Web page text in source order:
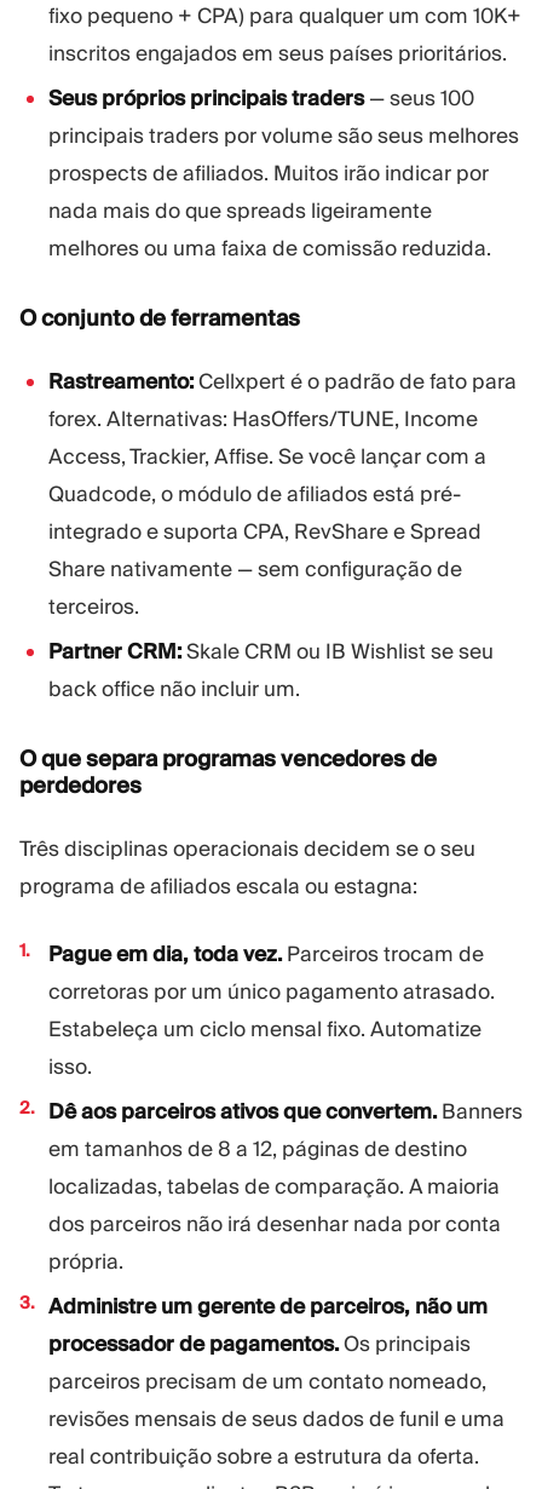
fixo pequeno + CPA) para qualquer um com 10K+
inscritos engajados em seus países prioritários.
Seus próprios principais traders— seus 100
principais traders por volume são seus melhores
prospects de afiliados. Muitos irão indicar por
nada mais do que spreads ligeiramente
melhores ou uma faixa de comissão reduzida.
O conjunto de ferramentas
Rastreamento:Cellxpert é o padrão de fato para
forex. Alternativas: HasOffers/TUNE, Income
Access, Trackier, Affise. Se você lançar com a
Quadcode, o módulo de afiliados está pré-
integrado e suporta CPA, RevShare e Spread
Share nativamente — sem configuração de
terceiros.
Partner CRM:Skale CRM ou IB Wishlist se seu
back office não incluir um.
O que separa programas vencedores de
perdedores
Três disciplinas operacionais decidem se o seu
programa de afiliados escala ou estagna:
Pague em dia, toda vez.Parceiros trocam de
corretoras por um único pagamento atrasado.
Estabeleça um ciclo mensal fixo. Automatize
isso.
Dê aos parceiros ativos que convertem.Banners
em tamanhos de 8 a 12, páginas de destino
localizadas, tabelas de comparação. A maioria
dos parceiros não irá desenhar nada por conta
própria.
Administre um gerente de parceiros, não um
processador de pagamentos.Os principais
parceiros precisam de um contato nomeado,
revisões mensais de seus dados de funil e uma
real contribuição sobre a estrutura da oferta.